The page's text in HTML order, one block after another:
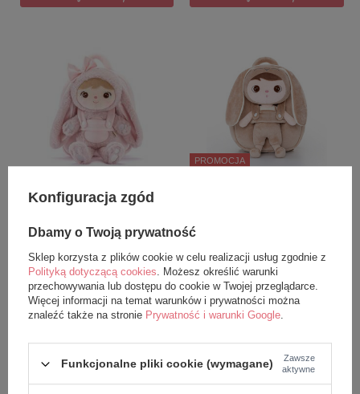
Plecak Metoo Puchata Królisia
z Kokardką - Pudrowy Róż bez
109,99 zł
dodaj do koszyka
PROMOCJA
104,99 zł
109,99 zł
dodaj do koszyka
Konfiguracja zgód
Dbamy o Twoją prywatność
Sklep korzysta z plików cookie w celu realizacji usług zgodnie z
Polityką dotyczącą cookies. Możesz określić warunki
przechowywania lub dostępu do cookie w Twojej przeglądarce.
Więcej informacji na temat warunków i prywatności można
znaleźć także na stronie Prywatność i warunki Google.
Funkcjonalne pliki cookie (wymagane)
Zawsze
aktywne